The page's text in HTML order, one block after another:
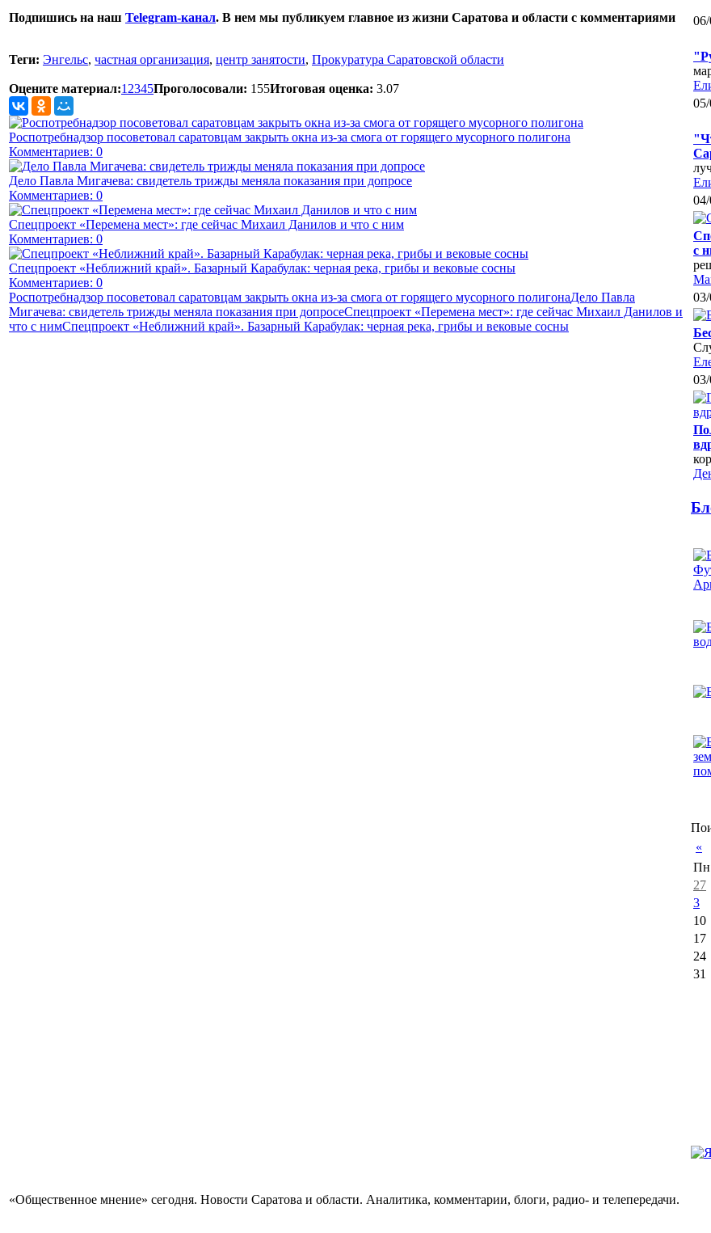
Подпишись на наш Telegram-канал. В нем мы публикуем главное из жизни Саратова и области с комментариями
Теги: Энгельс, частная организация, центр занятости, Прокуратура Саратовской области
Оцените материал:1 2345Проголосовали: 155Итоговая оценка: 3.07
Роспотребнадзор посоветовал саратовцам закрыть окна из-за смога от горящего мусорного полигона
Комментариев: 0
Дело Павла Мигачева: свидетель трижды меняла показания при допросе
Комментариев: 0
Спецпроект «Перемена мест»: где сейчас Михаил Данилов и что с ним
Комментариев: 0
Спецпроект «Неближний край». Базарный Карабулак: черная река, грибы и вековые сосны
Комментариев: 0
Роспотребнадзор посоветовал саратовцам закрыть окна из-за смога от горящего мусорного полигонаДело Павла
Мигачева: свидетель трижды меняла показания при допросеСпецпроект «Перемена мест»: где сейчас Михаил Данилов и
что с нимСпецпроект «Неближний край». Базарный Карабулак: черная река, грибы и вековые сосны
с
«
Пн
27
3
10
17
24
31
«Общественное мнение» сегодня. Новости Саратова и области. Аналитика, комментарии, блоги, радио- и телепередачи.